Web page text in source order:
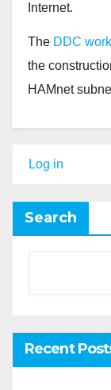
Internet.
The DDC
the
HAMnet
Log in
Search
Recent